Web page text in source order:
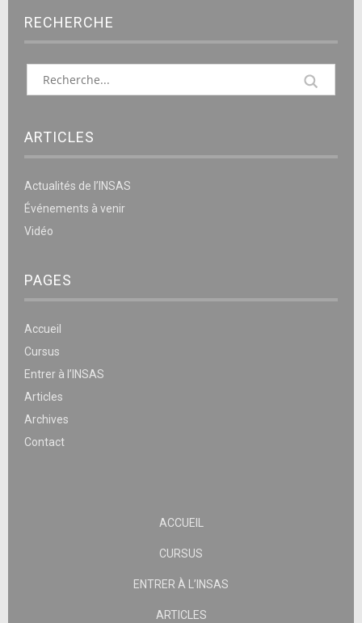
RECHERCHE
ARTICLES
Actualités de l’INSAS
Événements à venir
Vidéo
PAGES
Accueil
Cursus
Entrer à l’INSAS
Articles
Archives
Contact
ACCUEIL
CURSUS
ENTRER À L’INSAS
ARTICLES